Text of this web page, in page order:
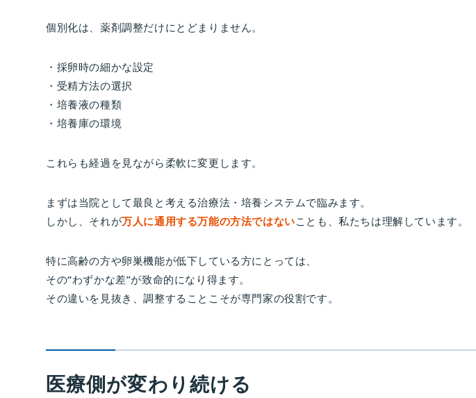
個別化は、薬剤調整だけにとどまりません。
・採卵時の細かな設定
・受精方法の選択
・培養液の種類
・培養庫の環境
これらも経過を見ながら柔軟に変更します。
まずは当院として最良と考える治療法・培養システムで臨みます。
しかし、それが万人に通用する万能の方法ではないことも、私たちは理解しています。
特に高齢の方や卵巣機能が低下している方にとっては、
その“わずかな差”が致命的になり得ます。
その違いを見抜き、調整することこそが専門家の役割です。
医療側が変わり続ける